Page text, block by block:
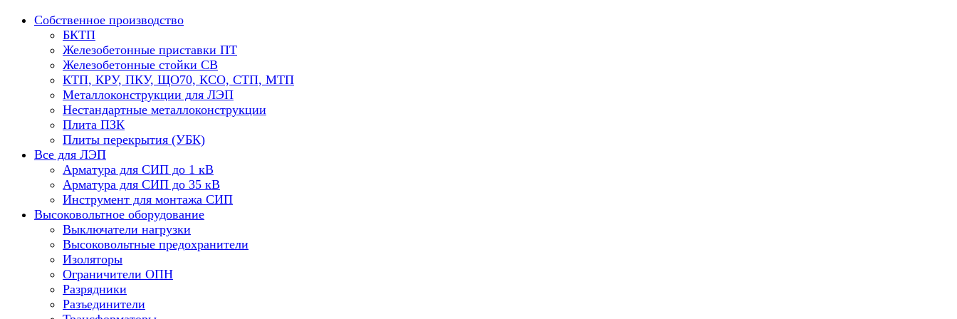
Собственное производство
БКТП
Железобетонные приставки ПТ
Железобетонные стойки СВ
КТП, КРУ, ПКУ, ЩО70, КСО, СТП, МТП
Металлоконструкции для ЛЭП
Нестандартные металлоконструкции
Плита ПЗК
Плиты перекрытия (УБК)
Все для ЛЭП
Арматура для СИП до 1 кВ
Арматура для СИП до 35 кВ
Инструмент для монтажа СИП
Высоковольтное оборудование
Выключатели нагрузки
Высоковольтные предохранители
Изоляторы
Ограничители ОПН
Разрядники
Разъединители